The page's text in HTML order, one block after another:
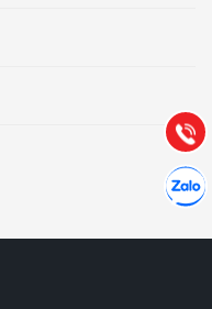
Gọi
(028) 22.166.144
Chát